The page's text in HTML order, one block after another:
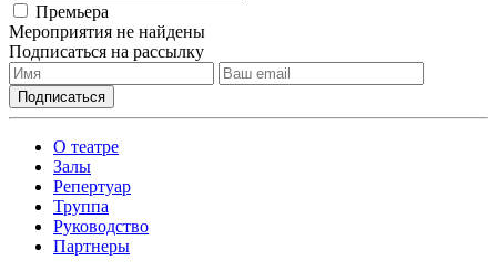
Премьера
Мероприятия не найдены
Подписаться на рассылку
О театре
Залы
Репертуар
Труппа
Руководство
Партнеры